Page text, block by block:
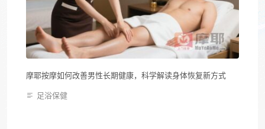
摩耶按摩如何改善男性长期健康，科学解读身体恢复新方式
足浴保健